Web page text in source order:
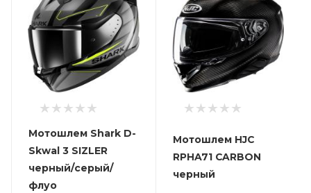
Мотошлем Shark D-
Skwal 3 SIZLER
черный/серый/
флуо
Мотошлем HJC
RPHA71 CARBON
черный